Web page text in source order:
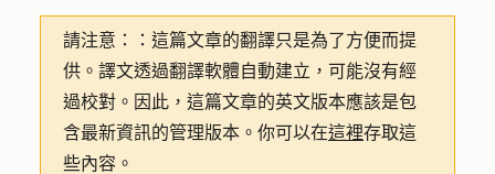
請注意：
：這篇文章的翻譯只是為了方便而提
供。譯文透過翻譯軟體自動建立，可能沒有經
過校對。因此，這篇文章的英文版本應該是包
含最新資訊的管理版本。你可以在這裡存取這
些內容。